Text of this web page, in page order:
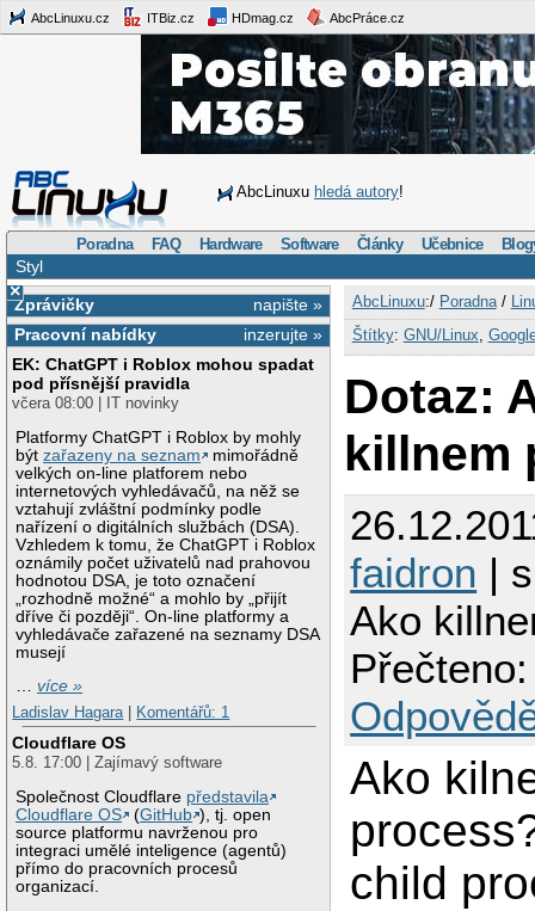
AbcLinuxu.cz ITBiz.cz HDmag.cz AbcPráce.cz
AbcLinuxu hledá autory!
Poradna FAQ Hardware Software Články Učebnice
Styl
×
napište »
Zprávičky
inzerujte »
Pracovní nabídky
EK: ChatGPT i Roblox mohou spadat
pod přísnější pravidla
včera 08:00 | IT novinky
Platformy ChatGPT i Roblox by mohly
býtzařazeny na seznam
mimořádně
velkých on-line platforem nebo
internetových vyhledávačů, na něž se
vztahují zvláštní podmínky podle
nařízení o digitálních službách (DSA).
Vzhledem k tomu, že ChatGPT i Roblox
oznámily počet uživatelů nad prahovou
hodnotou DSA, je toto označení
„rozhodně možné“ a mohlo by „přijít
dříve či později“. On-line platformy a
vyhledávače zařazené na seznamy DSA
musejí
…více »
Ladislav Hagara
Komentářů: 1
Cloudflare OS
5.8. 17:00 | Zajímavý software
Společnost Cloudflare představila
Cloudflare OS
(GitHub ), tj. open
source platformu navrženou pro
integraci umělé inteligence (agentů)
přímo do pracovních procesů
organizací.
AbcLinuxu:/ Poradna/
Štítky: GNU/Linux
Dotaz:
killnem
faidron |
Ako
Ako
child